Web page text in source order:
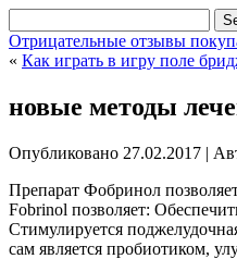
Отрицательные отзывы
« Как играть в игру поле
новые методы
Опубликовано 27.02.2017 |
Препарат Фобринол
Fobrinol позволяет:
Стимулируется
сам является пробиотиком,